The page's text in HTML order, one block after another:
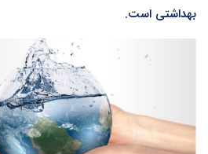
بهداشتی است.